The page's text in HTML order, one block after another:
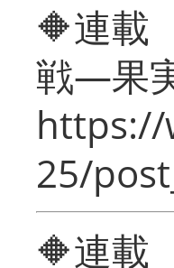
🔶連載
戦―果
https://
25/
🔶連載